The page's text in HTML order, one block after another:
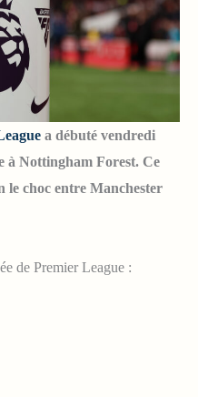
a débuté vendredi
à Nottingham Forest. Ce
le choc entre Manchester
de Premier League :